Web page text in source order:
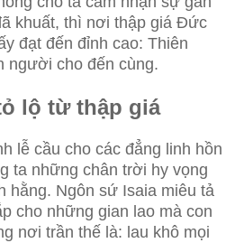
khuất, thì nơi thập giá Đức
đạt đến đỉnh cao: Thiên
người cho đến cùng.
lộ từ thập giá
lễ cầu cho các đẳng linh hồn
ta những chân trời hy vọng
hằng. Ngôn sứ Isaia miêu tả
cho những gian lao mà con
nơi trần thế là: lau khô mọi